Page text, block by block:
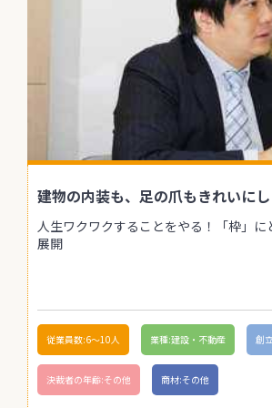
建物の内装も、足の爪もきれいにし
人生ワクワクすることをやる！「枠」に
展開
従業員数:6～10人 業種:建設・不動産 創
決裁者の年齢:その他 商材:その他